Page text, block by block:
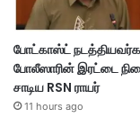
போட்காஸ்ட்
போலீஸாரின் இரட்டை
சாடிய RSN ராயர்
11 hours ago